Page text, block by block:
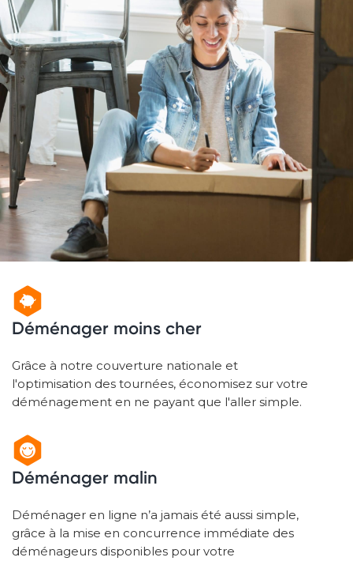
Déménager moins cher
Grâce à notre couverture nationale et
l'optimisation des tournées, économisez sur votre
déménagement en ne payant que l'aller simple.
Déménager malin
Déménager en ligne n’a jamais été aussi simple,
grâce à la mise en concurrence immédiate des
déménageurs disponibles pour votre